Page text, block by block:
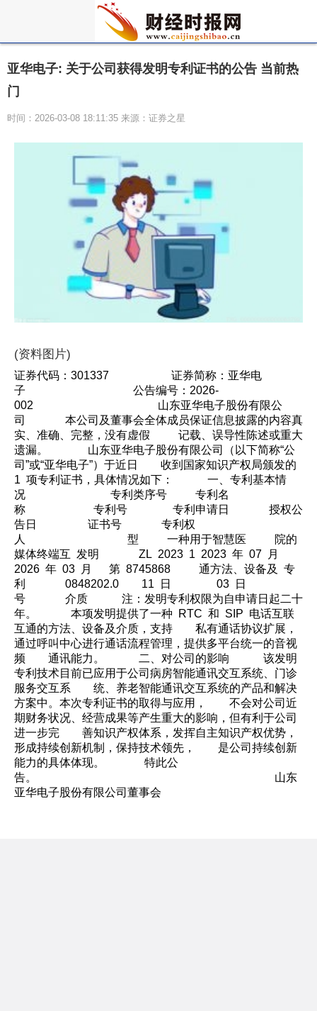
亚华电子: 关于公司获得发明专利证书的公告 当前热
门
时间：2026-03-08 18:11:35 来源：证券之星
(资料图片)
证券代码：301337 证券简称：亚华电
子 公告编号：2026-
002 山东亚华电子股份有限公
司 本公司及董事会全体成员保证信息披露的内容真
实、准确、完整，没有虚假 记载、误导性陈述或重大
遗漏。 山东亚华电子股份有限公司（以下简称“公
司”或“亚华电子”）于近日 收到国家知识产权局颁发的
1 项专利证书，具体情况如下： 一、专利基本情
况 专利类序号 专利名
称 专利号 专利申请日 授权公
告日 证书号 专利权
人 型 一种用于智慧医 院的
媒体终端互 发明 ZL 2023 1 2023 年 07 月
2026 年 03 月 第 8745868 通方法、设备及 专
利 0848202.0 11 日 03 日
号 介质 注：发明专利权限为自申请日起二十
年。 本项发明提供了一种 RTC 和 SIP 电话互联
互通的方法、设备及介质，支持 私有通话协议扩展，
通过呼叫中心进行通话流程管理，提供多平台统一的音视
频 通讯能力。 二、对公司的影响 该发明
专利技术目前已应用于公司病房智能通讯交互系统、门诊
服务交互系 统、养老智能通讯交互系统的产品和解决
方案中。本次专利证书的取得与应用， 不会对公司近
期财务状况、经营成果等产生重大的影响，但有利于公司
进一步完 善知识产权体系，发挥自主知识产权优势，
形成持续创新机制，保持技术领先， 是公司持续创新
能力的具体体现。 特此公
告。 山东
亚华电子股份有限公司董事会